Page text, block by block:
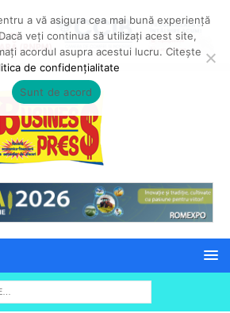
a vă asigura cea mai bună experiență
veți continua să utilizați acest site,
acordul asupra acestui lucru. Citește
de confidențialitate
Sunt de acord